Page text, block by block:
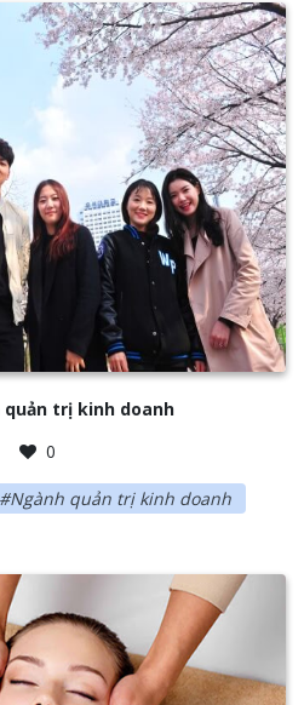
quản trị kinh doanh
0
#Ngành quản trị kinh doanh